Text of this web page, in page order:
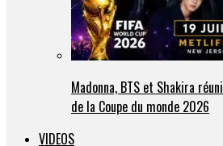
Madonna, BTS et Shakira
de la Coupe du monde 2026
VIDEOS